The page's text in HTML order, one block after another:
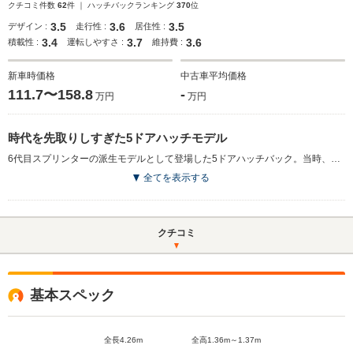
クチコミ件数 62件 ｜ ハッチバックランキング 370位
デザイン : 3.5 走行性 : 3.6 居住性 : 3.5
積載性 : 3.4 運転しやすさ : 3.7 維持費 : 3.6
新車時価格
111.7〜158.8 万円
中古車平均価格
- 万円
時代を先取りしすぎた5ドアハッチモデル
6代目スプリンターの派生モデルとして登場した5ドアハッチバック。当時、AE86レビン／トレノやセリカのヒットでリフトバックモデルが流行したことからラインナップされたが、レビン／トレノもこの世代から2ドアクーペのみとなり、売れ行きは不振だった。ただし、このシエロの登場以降に各メーカーがこぞって5ドアハッチをリリースするなど、時代を先取りしすぎたともいえる。エンジンは1.5Lの直4ハイメカツインカムのほか、1.6Lの直4ツインカムの設定もされていた。今回のMCでは全エンジンがEFI化され、大幅に出力性能が向上した。(1989.5)
全てを表示する
クチコミ
基本スペック
全長4.26m 全高1.36m～1.37m